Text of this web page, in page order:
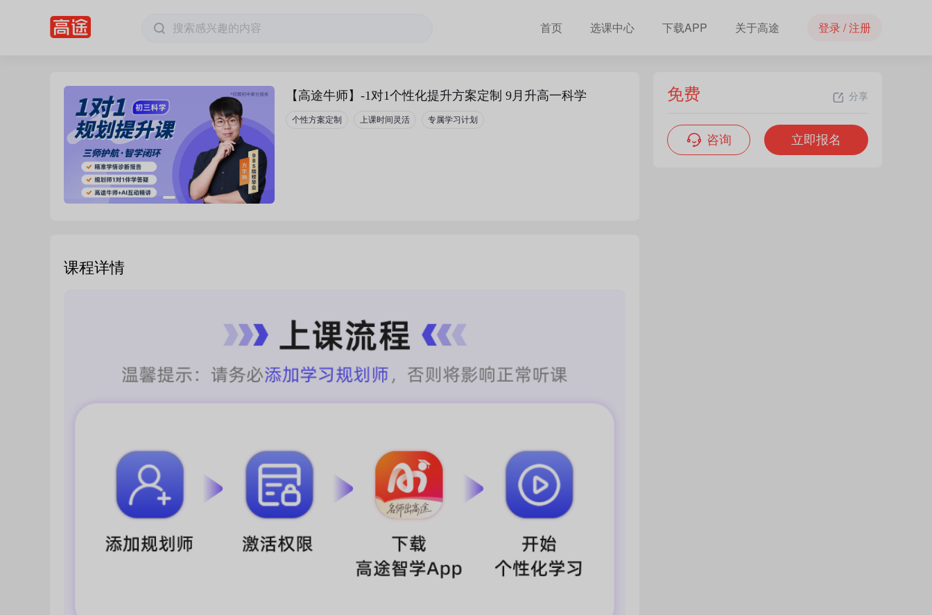
首页 选课中心 下载APP 关于高途 登录 / 注册
【高途牛师】-1对1个性化提升方案定制 9月升高一科学
个性方案定制 上课时间灵活 专属学习计划
课程详情
免费 分享
咨询 立即报名